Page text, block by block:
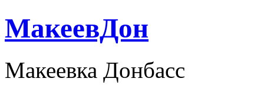
МакеевДон
Макеевка Донбасс